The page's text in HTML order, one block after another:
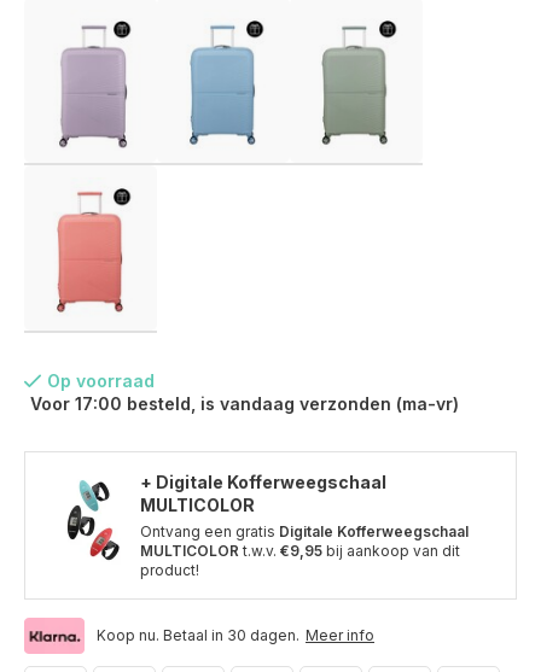
Op voorraad
Voor 17:00 besteld, is vandaag verzonden (ma-vr)
+ Digitale Kofferweegschaal
MULTICOLOR
Ontvang een gratis Digitale Kofferweegschaal
MULTICOLOR t.w.v. €9,95 bij aankoop van dit
product!
Koop nu. Betaal in 30 dagen. Meer info